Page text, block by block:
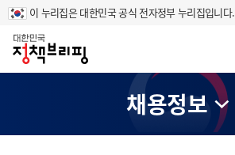
이 누리집은 대한민국 공식 전자정부 누리집입니다.
홈
채용정보